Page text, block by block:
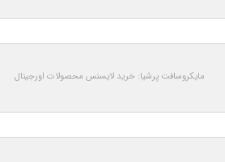
مایکروسافت پرشیا: خرید لایسنس محصولات اورجینال